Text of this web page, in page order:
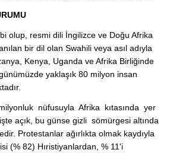
olup, resmi dili İngilizce ve Doğu Afrika
bir dil olan Swahili veya asıl adıyla
Kenya, Uganda ve Afrika Birliğinde
yaklaşık 80 milyon insan
nüfusuyla Afrika kıtasında yer
açık, bu günse gizli sömürgesi altında
Protestanlar ağırlıkta olmak kaydıyla
(% 82) Hıristiyanlardan, % 11'i